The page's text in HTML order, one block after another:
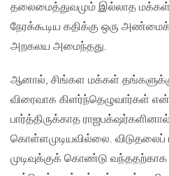
தலைமைத்துவமும் இல்லாத மக்கள்
நேரக்கூடிய கதிக்கு ஒரு
அறகலய அமைந்தது.
ஆனால், சிங்கள மக்கள்
விரைவாக கிளர்ந்தெழுவார்கள்
பார்த்திருக்காத
கொள்ளமுடியவில்லை. விடுதலைப்
முடிவுக்குக் கொண்டு